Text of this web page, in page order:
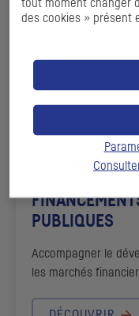
PUBLIQUES
Accompagner le
les marchés
des cookies » présent